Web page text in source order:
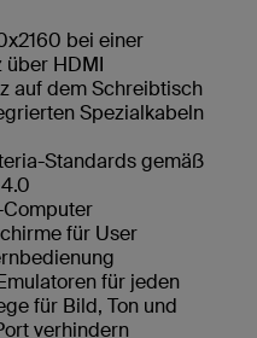
bei einer
HDMI
auf dem Schreibtisch
Spezialkabeln
Standards gemäß
für User
für jeden
für Bild, Ton und
verhindern